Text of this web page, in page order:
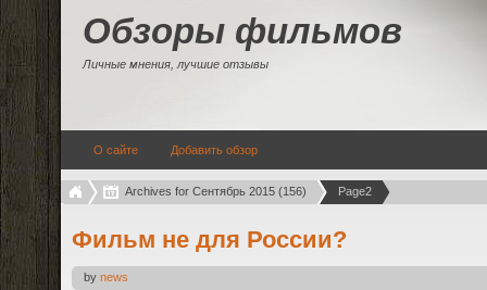
Обзоры фильмов
Личные мнения, лучшие отзывы
О сайте Добавить обзор
Archives for Сентябрь 2015 (156) Page2
Фильм не для России?
by news